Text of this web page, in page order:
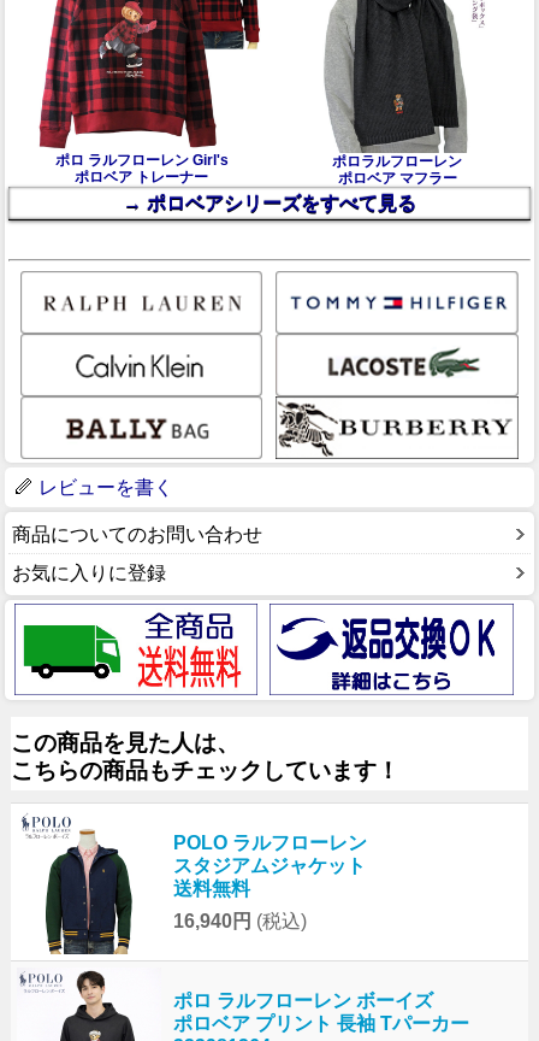
ポロ ラルフローレン Girl's
ポロベア トレーナー
ポロラルフローレン
ポロベア マフラー
→ ポロベアシリーズをすべて見る
レビューを書く
商品についてのお問い合わせ
お気に入りに登録
この商品を見た人は、
こちらの商品もチェックしています！
POLO ラルフローレン
スタジアムジャケット
送料無料
16,940円 (税込)
ポロ ラルフローレン ボーイズ
ポロベア プリント 長袖 Tパーカー